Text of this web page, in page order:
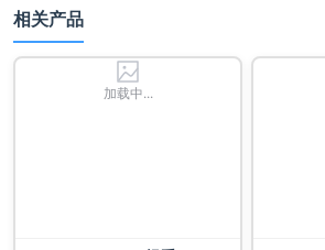
相关产品
加载中...